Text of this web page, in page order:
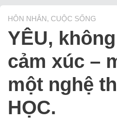
HÔN NHÂN, CUỘC SỐNG
YÊU,
cảm xúc –
một nghệ
HỌC.